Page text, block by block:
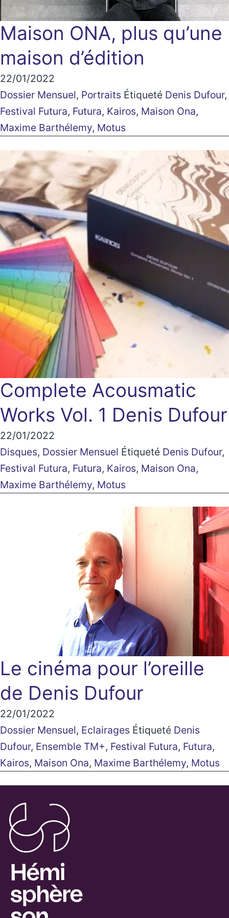
Maison ONA, plus qu’une
maison d’édition
22/01/2022
Dossier Mensuel, Portraits Étiqueté Denis Dufour,
Festival Futura, Futura, Kairos, Maison Ona,
Maxime Barthélemy, Motus
Complete Acousmatic
Works Vol. 1 Denis Dufour
22/01/2022
Disques, Dossier Mensuel Étiqueté Denis Dufour,
Festival Futura, Futura, Kairos, Maison Ona,
Maxime Barthélemy, Motus
Le cinéma pour l’oreille
de Denis Dufour
22/01/2022
Dossier Mensuel, Eclairages Étiqueté Denis
Dufour, Ensemble TM+, Festival Futura, Futura,
Kairos, Maison Ona, Maxime Barthélemy, Motus